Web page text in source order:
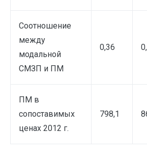
Соотношение
между
модальной
СМЗП и ПМ
0,36
ПМ в
сопоставимых
ценах 2012 г.
798,1